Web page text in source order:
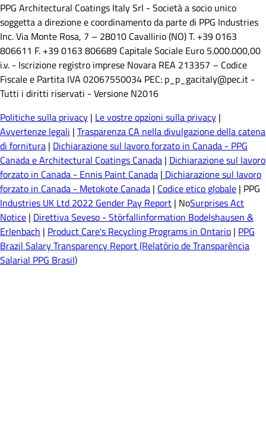
PPG Architectural Coatings Italy Srl - Società a socio unico
soggetta a direzione e coordinamento da parte di PPG Industries
Inc. Via Monte Rosa, 7 – 28010 Cavallirio (NO) T. +39 0163
806611 F. +39 0163 806689 Capitale Sociale Euro 5.000.000,00
i.v. - Iscrizione registro imprese Novara REA 213357 – Codice
Fiscale e Partita IVA 02067550034 PEC: p_p_gacitaly@pec.it -
Tutti i diritti riservati - Versione N2016
Politiche sulla privacy | Le vostre opzioni sulla privacy |
Avvertenze legali | Trasparenza CA nella divulgazione della catena
di fornitura | Dichiarazione sul lavoro forzato in Canada - PPG
Canada e Architectural Coatings Canada | Dichiarazione sul lavoro
forzato in Canada - Ennis Paint Canada | Dichiarazione sul lavoro
forzato in Canada - Metokote Canada | Codice etico globale | PPG
Industries UK Ltd 2022 Gender Pay Report | NoSurprises Act
Notice | Direttiva Seveso - Störfallinformation Bodelshausen &
Erlenbach | Product Care's Recycling Programs in Ontario | PPG
Brazil Salary Transparency Report (Relatório de Transparência
Salarial PPG Brasil)